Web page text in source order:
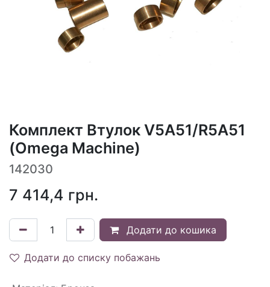
Комплект Втулок V5A51/R5A51
(Omega Machine)
142030
7 414,4 грн.
Додати до кошика
Додати до списку побажань